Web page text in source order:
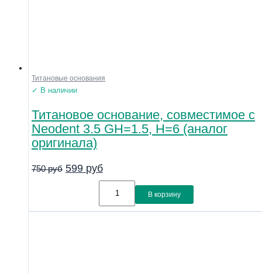
Титановые основания
✓ В наличии
Титановое основание, совместимое с
Neodent 3.5 GH=1.5, H=6 (аналог
оригинала)
750руб 599 руб
В корзину